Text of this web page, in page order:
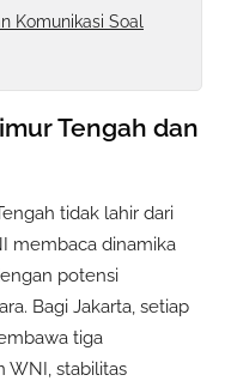
Komunikasi Soal
Tengah dan
tidak lahir dari
membaca dinamika
potensi
Bagi Jakarta, setiap
tiga
WNI, stabilitas